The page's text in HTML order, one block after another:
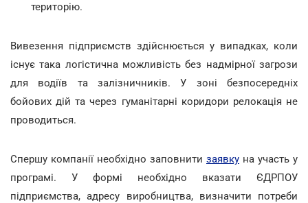
територію.
Вивезення підприємств здійснюється у випадках, коли
існує така логістична можливість без надмірної загрози
для водіїв та залізничників. У зоні безпосередніх
бойових дій та через гуманітарні коридори релокація не
проводиться.
Спершу компанії необхідно заповнити заявку на участь у
програмі. У формі необхідно вказати ЄДРПОУ
підприємства, адресу виробництва, визначити потреби